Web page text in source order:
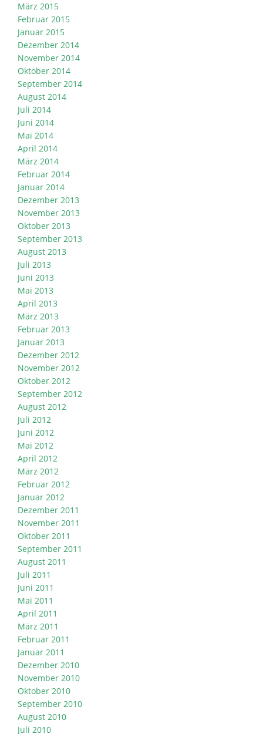
März 2015
Februar 2015
Januar 2015
Dezember 2014
November 2014
Oktober 2014
September 2014
August 2014
Juli 2014
Juni 2014
Mai 2014
April 2014
März 2014
Februar 2014
Januar 2014
Dezember 2013
November 2013
Oktober 2013
September 2013
August 2013
Juli 2013
Juni 2013
Mai 2013
April 2013
März 2013
Februar 2013
Januar 2013
Dezember 2012
November 2012
Oktober 2012
September 2012
August 2012
Juli 2012
Juni 2012
Mai 2012
April 2012
März 2012
Februar 2012
Januar 2012
Dezember 2011
November 2011
Oktober 2011
September 2011
August 2011
Juli 2011
Juni 2011
Mai 2011
April 2011
März 2011
Februar 2011
Januar 2011
Dezember 2010
November 2010
Oktober 2010
September 2010
August 2010
Juli 2010